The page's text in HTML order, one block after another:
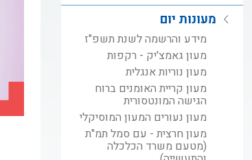
מעונות יום
מידע והרשמה לשנת תשפ"ז
מעון גאמצ'יק - רקפות
מעון נוריות אנגלית
מעון קריית האומנים ברוח
הגישה המונטסורית
מעון נעורים המעון המוסיקלי
מעון חרצית - עם סמל תמ"ת
(מטעם משרד הכלכלה